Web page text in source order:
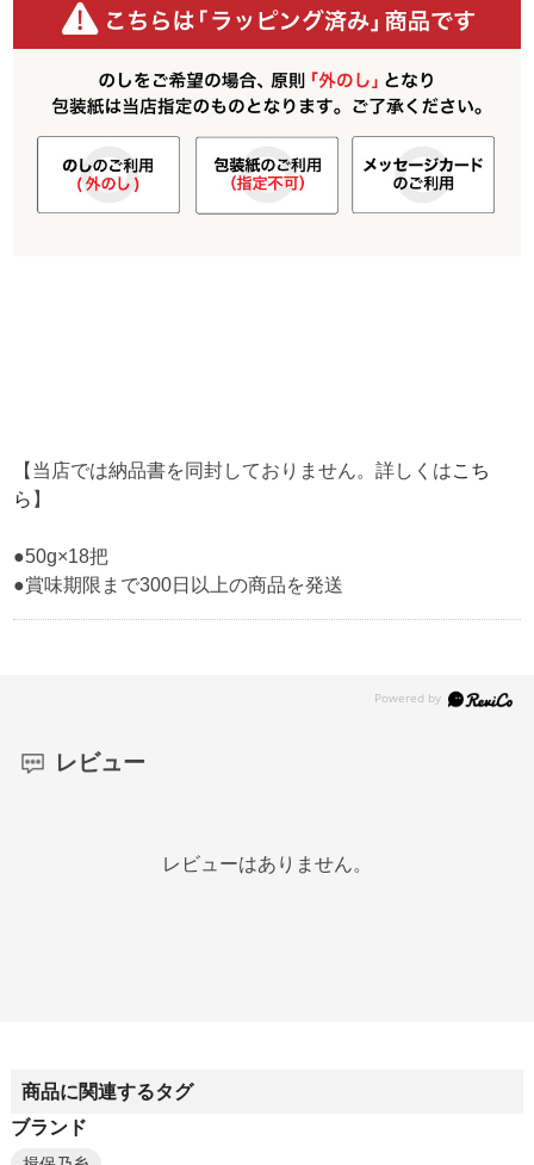
【当店では納品書を同封しておりません。詳しくはこち
ら 】
●50g×18把
●賞味期限まで300日以上の商品を発送
レビュー
レビューはありません。
商品に関連するタグ
ブランド